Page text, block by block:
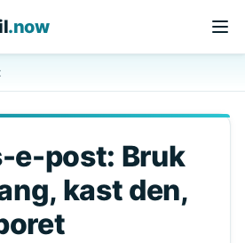
.now
e-post: Bruk
kast den,